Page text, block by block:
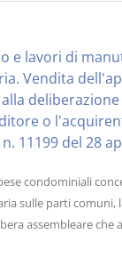
e lavori di
Vendita
o
n. 11199 del 28
condominiali
sulle parti comuni,
assembleare che